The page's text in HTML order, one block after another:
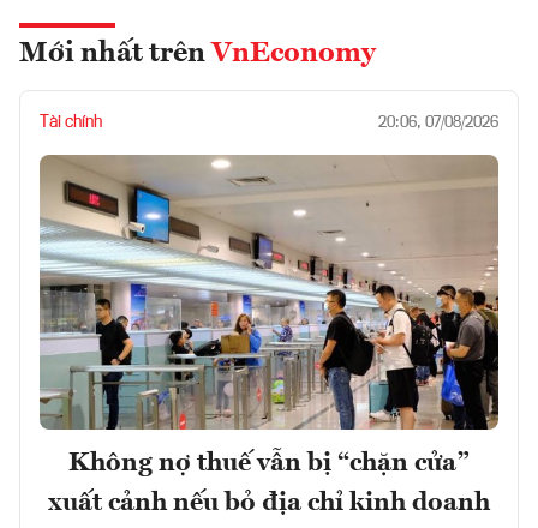
Mới nhất trên VnEconomy
Tài chính 20:06, 07/08/2026
Không nợ thuế vẫn bị “chặn cửa”
xuất cảnh nếu bỏ địa chỉ kinh doanh